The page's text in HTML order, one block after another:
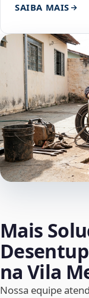
SAIBA MAIS
Mais
na Vila
Nossa equipe